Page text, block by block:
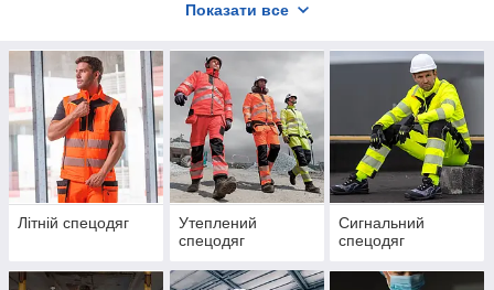
присутні в певних робочих умовах.
Показати все
Літній спецодяг
Утеплений
спецодяг
Сигнальний
спецодяг